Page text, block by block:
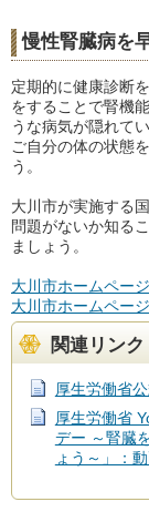
慢性腎臓病を
定期的に健康診断
をすることで腎機
うな病気が隠れて
ご自分の体の状態
う。
大川市が実施する
問題がないか知る
ましょう。
大川市ホームペー
大川市ホームペー
関連リンク
厚生労働省
厚生労働省
デー ～腎臓
ょう～」：